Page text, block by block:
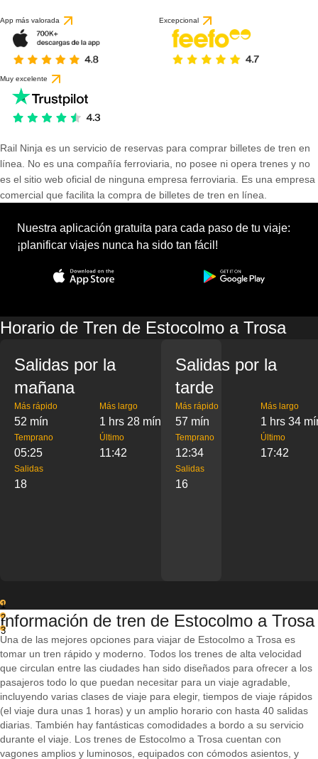
App más valorada Excepcional
Muy excelente
Rail Ninja es un servicio de reservas para comprar billetes de tren en
línea. No es una compañía ferroviaria, no posee ni opera trenes y no
es el sitio web oficial de ninguna empresa ferroviaria. Es una empresa
comercial que facilita la compra de billetes de tren en línea.
Nuestra aplicación gratuita para cada paso de tu viaje:
¡planificar viajes nunca ha sido tan fácil!
Horario de Tren de Estocolmo a Trosa
Salidas por la
mañana
Más rápido
52 mín
Más largo
1 hrs 28 mín
Temprano
05:25
Último
11:42
Salidas
18
Salidas por la
tarde
Más rápido
57 mín
Más largo
1 hrs 34
Temprano
12:34
Último
17:42
Salidas
16
1
2
3
Información de tren de Estocolmo a Trosa
Una de las mejores opciones para viajar de Estocolmo a Trosa es
tomar un tren rápido y moderno. Todos los trenes de alta velocidad
que circulan entre las ciudades han sido diseñados para ofrecer a los
pasajeros todo lo que puedan necesitar para un viaje agradable,
incluyendo varias clases de viaje para elegir, tiempos de viaje rápidos
(el viaje dura unas 1 horas) y un amplio horario con hasta 40 salidas
diarias. También hay fantásticas comodidades a bordo a su servicio
durante el viaje. Los trenes de Estocolmo a Trosa cuentan con
vagones amplios y luminosos, equipados con cómodos asientos, y